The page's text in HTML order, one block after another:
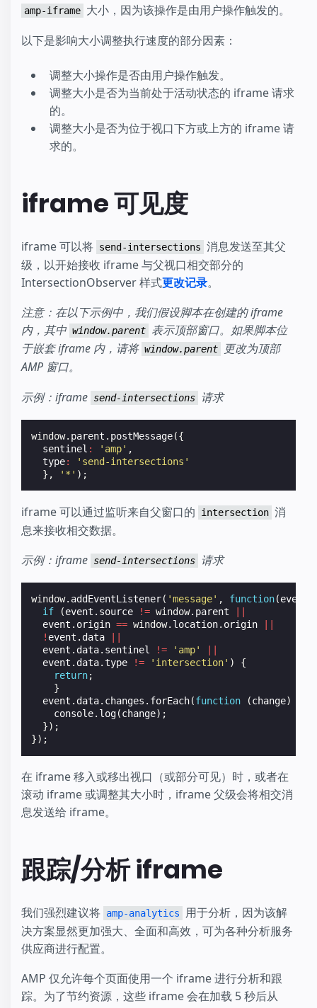
amp-iframe 大小，因为该操作是由用户操作触发的。
以下是影响大小调整执行速度的部分因素：
调整大小操作是否由用户操作触发。
调整大小是否为当前处于活动状态的 iframe 请求
的。
调整大小是否为位于视口下方或上方的 iframe 请
求的。
iframe 可见度
iframe 可以将 send-intersections 消息发送至其父
级，以开始接收 iframe 与父视口相交部分的
IntersectionObserver 样式更改记录。
注意：在以下示例中，我们假设脚本在创建的 iframe
内，其中 window.parent 表示顶部窗口。如果脚本位
于嵌套 iframe 内，请将 window.parent
更改为顶部
AMP 窗口。
示例：iframe send-intersections 请求
window. parent . postMessage({
sentinel : 'amp' ,
type:
'send-intersections'
},
'*' );
iframe 可以通过监听来自父窗口的 intersection 消
息来接收相交数据。
示例：iframe send-intersections 请求
window. addEventListener( 'message' , function(event
if
(event . source != window. parent
event . origin == window. location. origin
! event . data
event . data. sentinel != 'amp'
event . data.type != 'intersection' )
{
return;
}
event . data. changes . forEach(function (change)
console. log(change);
});
});
在 iframe 移入或移出视口（或部分可见）时，或者在
滚动 iframe 或调整其大小时，iframe 父级会将相交消
息发送给 iframe。
跟踪/分析 iframe
我们强烈建议将 amp-analytics
用于分析，因为该解
决方案显然更加强大、全面和高效，可为各种分析服务
供应商进行配置。
AMP 仅允许每个页面使用一个 iframe 进行分析和跟
踪。为了节约资源，这些 iframe 会在加载 5 秒后从